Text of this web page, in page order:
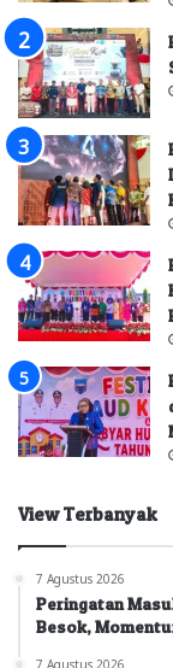
View Terbanyak
7 Agustus 2026
Peringatan
Besok,
7 Agustus 2026